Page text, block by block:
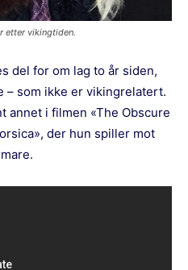
etter vikingtiden.
del for om lag to år siden,
– som ikke er vikingrelatert.
annet i filmen «The Obscure
der hun spiller mot